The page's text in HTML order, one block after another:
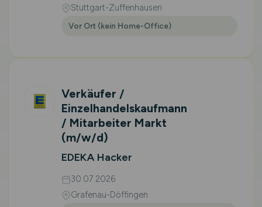
Stuttgart-Zuffenhausen
Vor Ort (kein Home-Office)
Verkäufer /
Einzelhandelskaufmann
/ Mitarbeiter Markt
(m/w/d)
EDEKA Hacker
30.07.2026
Grafenau-Döffingen